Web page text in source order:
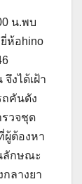
น.พบ
ห้อhino
งได้เฝ้า
ถคันดัง
รวจชุด
ผู้ต้องหา
ลักษณะ
ลางยา